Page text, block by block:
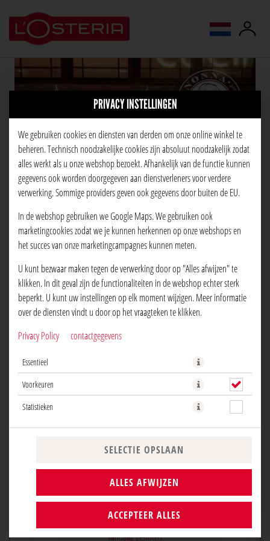
PRIVACY INSTELLINGEN
We gebruiken cookies en diensten van derden om onze online winkel te
beheren. Technisch noodzakelijke cookies zijn absoluut noodzakelijk zodat
alles werkt als u onze webshop bezoekt. Afhankelijk van de functie kunnen
gegevens ook worden doorgegeven aan dienstverleners voor verdere
verwerking. Sommige providers geven ook gegevens door buiten de EU.
In de webshop gebruiken we Google Maps. We gebruiken ook
marketingcookies zodat we je kunnen herkennen op onze webshops en
het succes van onze marketingcampagnes kunnen meten.
U kunt bezwaar maken tegen de verwerking door op "Alles afwijzen" te
klikken. In dit geval zijn de functionaliteiten in de webshop echter sterk
beperkt. U kunt uw instellingen op elk moment wijzigen. Meer informatie
over de diensten vindt u door op het vraagteken te klikken.
Privacy Policy
contactgegevens
Essentieel
Voorkeuren
Statistieken
SELECTIE OPSLAAN
ALLES AFWIJZEN
ACCEPTEER ALLES
taal wijzigen
L'OSTERIA DEN HAAG GROTE
MARKT
Adres:
2511 BG Den Haag
Openingstijden:
vandaag gesloten